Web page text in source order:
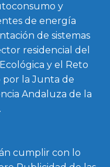
y
de energía
de sistemas
residencial del
y el Reto
por la Junta de
Andaluza de la
cumplir con lo